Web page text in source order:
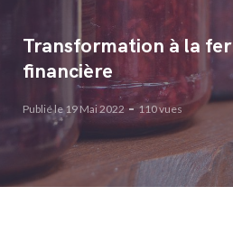
Transformation à la
financière
Publié le 19 Mai 2022 110 vues